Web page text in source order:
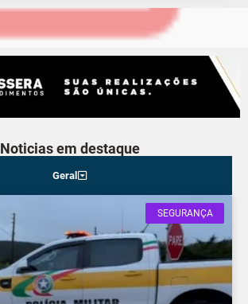
Noticias em destaque
Geral
SEGURANÇA